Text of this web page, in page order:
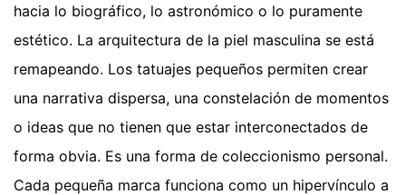
hacia lo biográfico, lo astronómico o lo puramente
estético. La arquitectura de la piel masculina se está
remapeando. Los tatuajes pequeños permiten crear
una narrativa dispersa, una constelación de momentos
o ideas que no tienen que estar interconectados de
forma obvia. Es una forma de coleccionismo personal.
Cada pequeña marca funciona como un hipervínculo a